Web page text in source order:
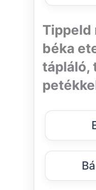
Tippeld
béka
tápláló,